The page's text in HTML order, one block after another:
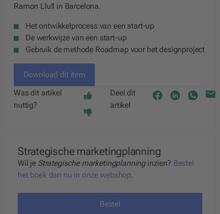
Ramon Llull in Barcelona.
Het ontwikkelprocess van een start-up
De werkwijze van een start-up
Gebruik de methode Roadmap voor het designproject
Download dit item
Was dit artikel
nuttig?
Deel dit
artikel
Strategische marketingplanning
Wil je Strategische marketingplanning inzien? Bestel
het boek dan nu in onze webshop.
Bestel